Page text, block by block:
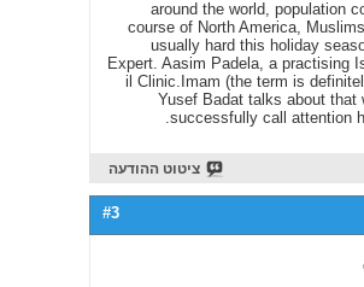
around the world, population
course of North America,
usually hard this holiday
Expert. Aasim Padela, a practising
il Clinic.Imam (the term is
Yusef Badat talks about
successfully call attention
ציטוט ההודעה
#3